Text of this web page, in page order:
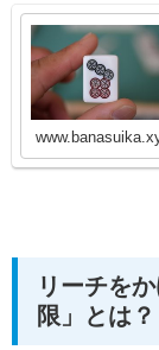
リーチを
限」とは？